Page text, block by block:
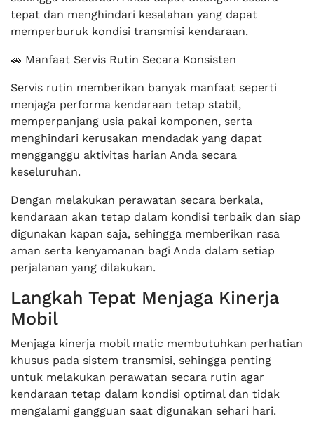
tepat dan menghindari kesalahan yang dapat
memperburuk kondisi transmisi kendaraan.
🚗 Manfaat Servis Rutin Secara Konsisten
Servis rutin memberikan banyak manfaat seperti
menjaga performa kendaraan tetap stabil,
memperpanjang usia pakai komponen, serta
menghindari kerusakan mendadak yang dapat
mengganggu aktivitas harian Anda secara
keseluruhan.
Dengan melakukan perawatan secara berkala,
kendaraan akan tetap dalam kondisi terbaik dan siap
digunakan kapan saja, sehingga memberikan rasa
aman serta kenyamanan bagi Anda dalam setiap
perjalanan yang dilakukan.
Langkah Tepat Menjaga Kinerja
Mobil
Menjaga kinerja mobil matic membutuhkan perhatian
khusus pada sistem transmisi, sehingga penting
untuk melakukan perawatan secara rutin agar
kendaraan tetap dalam kondisi optimal dan tidak
mengalami gangguan saat digunakan sehari hari.